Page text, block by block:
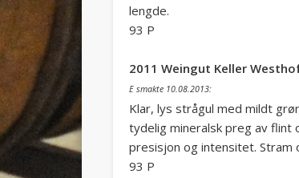
lengde.
93 P
2011 Weingut Keller
E smakte 10.08.2013:
Klar, lys strågul med mildt
tydelig mineralsk preg av flint
presisjon og intensitet. Stram
93 P